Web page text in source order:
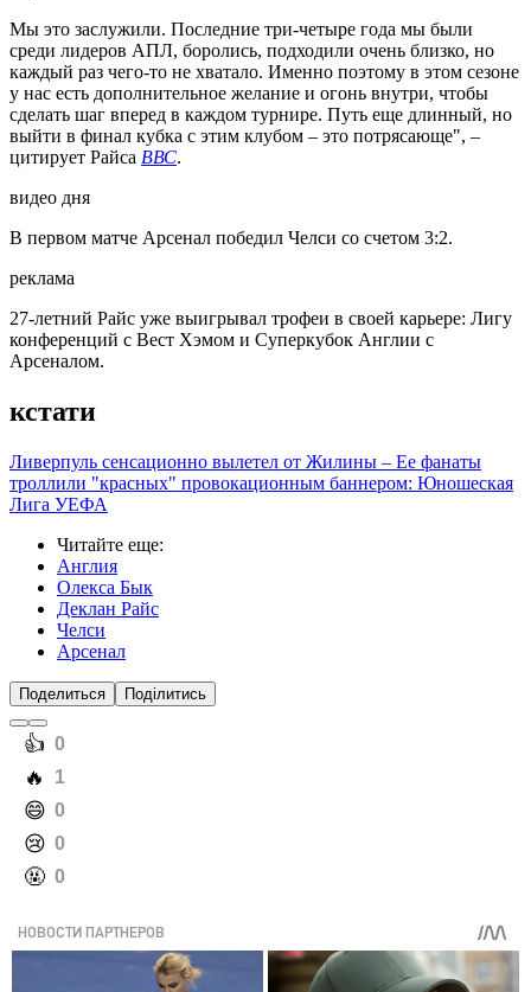
Мы это заслужили. Последние три-четыре года мы были
среди лидеров АПЛ, боролись, подходили очень близко, но
каждый раз чего-то не хватало. Именно поэтому в этом сезоне
у нас есть дополнительное желание и огонь внутри, чтобы
сделать шаг вперед в каждом турнире. Путь еще длинный, но
выйти в финал кубка с этим клубом – это потрясающе", –
цитирует Райса ВВС.
видео дня
В первом матче Арсенал победил Челси со счетом 3:2.
реклама
27-летний Райс уже выигрывал трофеи в своей карьере: Лигу
конференций с Вест Хэмом и Суперкубок Англии с
Арсеналом.
кстати
Ливерпуль сенсационно вылетел от Жилины – Ее фанаты
троллили "красных" провокационным баннером: Юношеская
Лига УЕФА
Читайте еще:
Англия
Олекса Бык
Деклан Райс
Челси
Арсенал
Поделиться Поділитись
️👍 0
️🔥 1
️😄 0
️😢 0
️🤬 0